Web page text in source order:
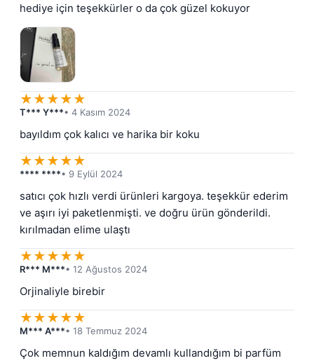
hediye için teşekkürler o da çok güzel kokuyor
★★★★★
T*** Y***• 4 Kasım 2024
bayıldım çok kalıcı ve harika bir koku
★★★★★
**** ****• 9 Eylül 2024
satıcı çok hızlı verdi ürünleri kargoya. teşekkür ederim
ve aşırı iyi paketlenmişti. ve doğru ürün gönderildi.
kırılmadan elime ulaştı
★★★★★
R*** M***• 12 Ağustos 2024
Orjinaliyle birebir
★★★★★
M*** A***• 18 Temmuz 2024
Çok memnun kaldığım devamlı kullandığım bi parfüm